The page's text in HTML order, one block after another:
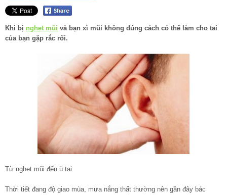
Khi bị nghẹt mũi và bạn xì mũi không đúng cách có thể làm cho tai
của bạn gặp rắc rối.
Từ nghẹt mũi đến ù tai
Thời tiết đang độ giao mùa, mưa nắng thất thường nên gần đây bác